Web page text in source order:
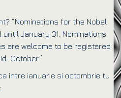
“Nominations for the Nobel
until January 31 . Nominations
are welcome to be registered
October.”
intre ianuarie si octombrie tu